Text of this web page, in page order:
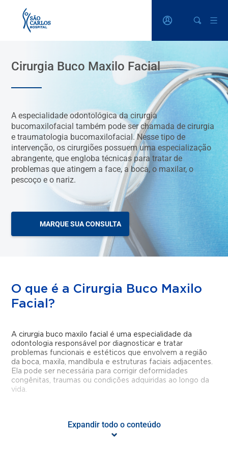
Cirurgia Buco Maxilo Facial
A especialidade odontológica da cirurgia
bucomaxilofacial também pode ser chamada de cirurgia
e traumatologia bucomaxilofacial. Nesse tipo de
intervenção, os cirurgiões possuem uma especialização
abrangente, que engloba técnicas para tratar de
problemas que atingem a face, a boca, o maxilar, o
pescoço e o nariz.
MARQUE SUA CONSULTA
O que é a Cirurgia Buco Maxilo
Facial?
A cirurgia buco maxilo facial é uma especialidade da
odontologia responsável por diagnosticar e tratar
problemas funcionais e estéticos que envolvem a região
da boca, maxila, mandíbula e estruturas faciais adjacentes.
Ela pode ser necessária para corrigir deformidades
congênitas, traumas ou condições adquiridas ao longo da
vida.
Buco Maxilo Facial?
Expandir todo o conteúdo